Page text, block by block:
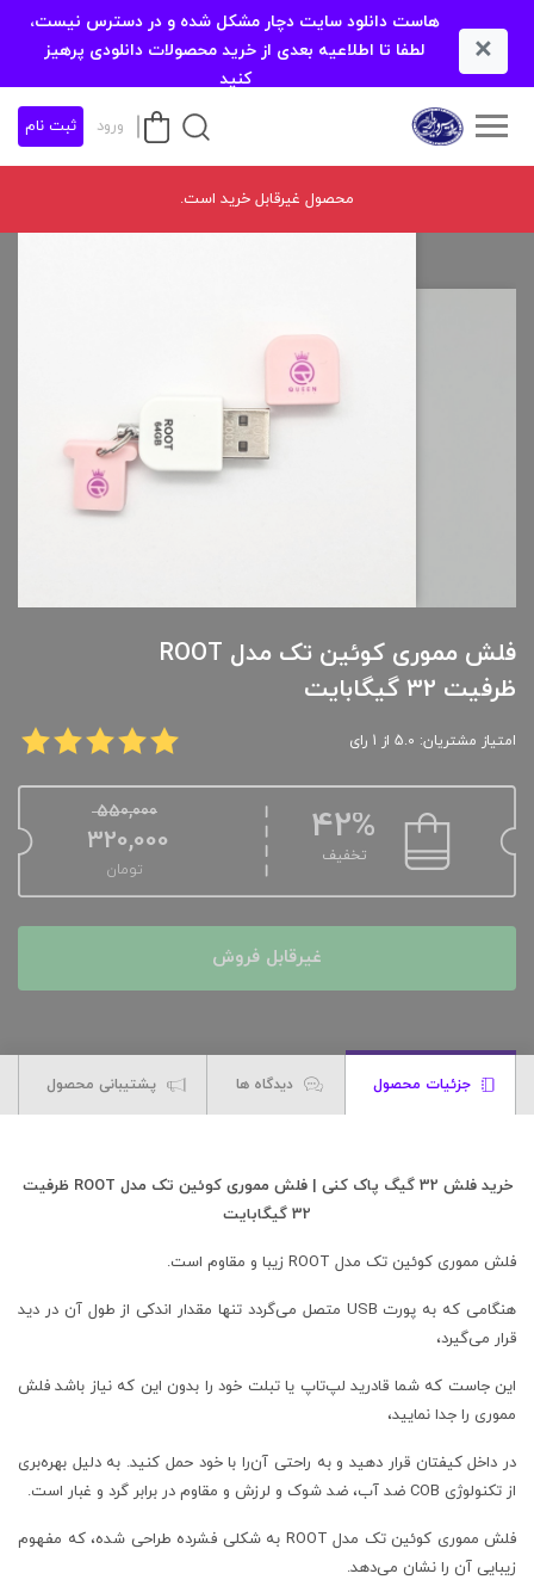
×
هاست دانلود سایت دچار مشکل شده و در دسترس نیست،
لطفا تا اطلاعیه بعدی از خرید محصولات دانلودی پرهیز
کنید
ورود ثبت نام
محصول غیرقابل خرید است.
فلش مموری کوئین تک مدل ROOT
ظرفیت 32 گیگابایت
امتیاز مشتریان: 5.0 از 1 رای
42%
تخفیف
550,000
320,000
تومان
غیرقابل فروش
جزئیات محصول دیدگاه ها پشتیبانی محصول
خرید فلش 32 گیگ پاک کنی | فلش مموری کوئین تک مدل ROOT ظرفیت
32 گیگابایت
فلش مموری کوئین تک مدل ROOT زیبا و مقاوم است.
هنگامی که به پورت USB متصل می‌گردد تنها مقدار اندکی از طول آن در دید
قرار می‌گیرد،
این جاست که شما قادرید لپ‌تاپ یا تبلت خود را بدون این که نیاز باشد فلش
مموری را جدا نمایید،
در داخل کیفتان قرار دهید و به راحتی آن‌را با خود حمل کنید. به دلیل بهره‌بری
از تکنولوژی COB ضد آب، ضد شوک و لرزش و مقاوم در برابر گرد و غبار است.
فلش مموری کوئین تک مدل ROOT به شکلی فشرده طراحی شده، که مفهوم
زیبایی آن را نشان می‌دهد.